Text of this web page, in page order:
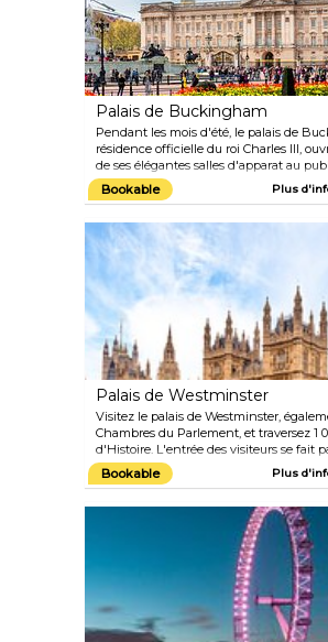
Palais de Buckingham
Pendant les mois d'été, le palais de
résidence officielle du roi Charles III,
de ses élégantes salles d'apparat au
de constituer un cadre très chic pour de
engagements royaux officiels, les
royale, notamment des peintures, des
des meubles français d'exception.
Bookable Plus
Palais de Westminster
Visitez le palais de Westminster,
Chambres du Parlement, et traversez 1
d'Histoire. L'entrée des visiteurs se fait
Westminster Hall, avant d'être invités à
traces de la Reine lors de la cérémonie
la Chambre des Lords et les célèbres
la Chambre des communes. Les
visites sont disponibles en anglais,
allemand, italien, espagnol, russe et
Bookable Plus